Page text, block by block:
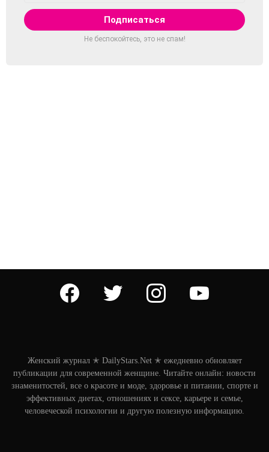
Не беспокойтесь, это не спам!
facebook twitter instagram
Женский журнал ✭ DailyStars.Net ✭ ежедневно обновляет
публикации для современной женщине. Читайте онлайн: новости
знаменитостей, все о красоте и моде, здоровье и питании, спорте и
эффективных диетах, отношениях и сексе, карьере и семье,
человеческой психологии и другую полезную информацию.